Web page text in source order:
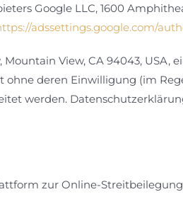
Google LLC, 1600
adssettings.google.com/
View, CA 94043, USA,
ohne deren Einwilligung (im
werden.
zur Online-Streitbeilegung